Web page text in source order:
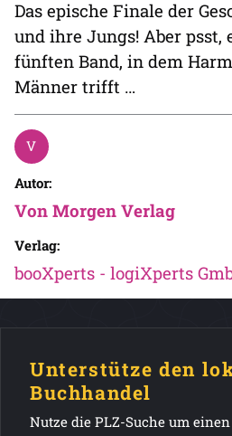
Das epische Finale der
und ihre Jungs! Aber psst,
fünften Band, in dem
Männer trifft …
Autor:
Von Morgen Verlag
Verlag:
booXperts - logiXperts
Unterstütze den
Buchhandel
Nutze die PLZ-Suche um